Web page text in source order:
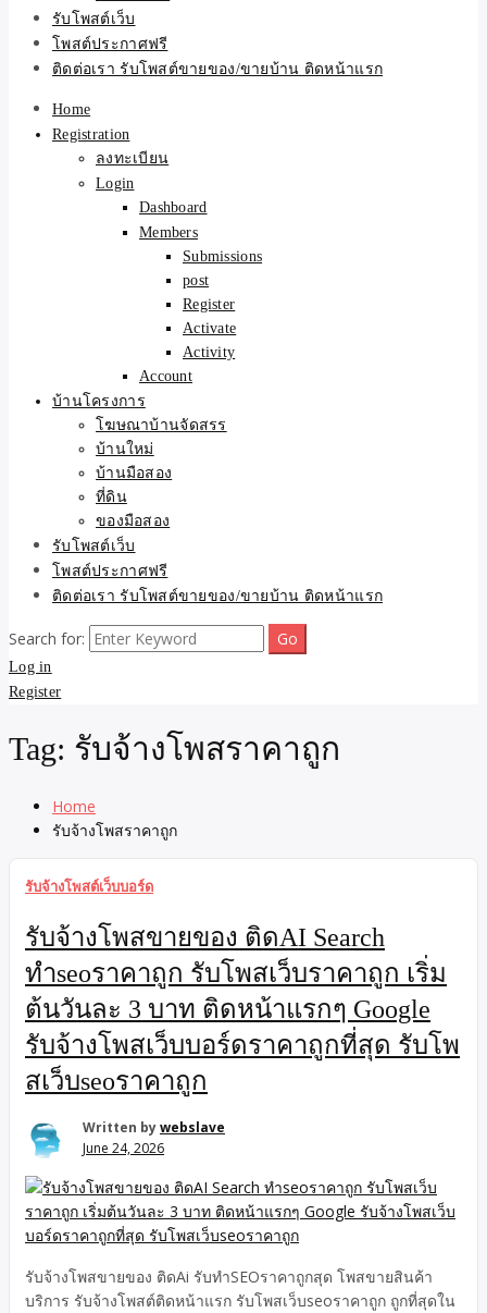
รับโพสต์เว็บ
โพสต์ประกาศฟรี
ติดต่อเรา รับโพสต์ขายของ/ขายบ้าน ติดหน้าแรก
Home
Registration
ลงทะเบียน
Login
Dashboard
Members
Submissions
post
Register
Activate
Activity
Account
บ้านโครงการ
โฆษณาบ้านจัดสรร
บ้านใหม่
บ้านมือสอง
ที่ดิน
ของมือสอง
รับโพสต์เว็บ
โพสต์ประกาศฟรี
ติดต่อเรา รับโพสต์ขายของ/ขายบ้าน ติดหน้าแรก
Search for:
Log in
Register
Tag: รับจ้างโพสราคาถูก
Home
รับจ้างโพสราคาถูก
รับจ้างโพสต์เว็บบอร์ด
รับจ้างโพสขายของ ติดAI Search
ทำseoราคาถูก รับโพสเว็บราคาถูก เริ่ม
ต้นวันละ 3 บาท ติดหน้าแรกๆ Google
รับจ้างโพสเว็บบอร์ดราคาถูกที่สุด รับโพ
สเว็บseoราคาถูก
Written bywebslave
June 24, 2026
รับจ้างโพสขายของ ติดAi รับทำSEOราคาถูกสุด โพสขายสินค้า
บริการ รับจ้างโพสต์ติดหน้าแรก รับโพสเว็บseoราคาถูก ถูกที่สุดใน